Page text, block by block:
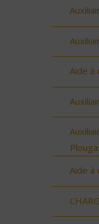
Aide à
Aide à